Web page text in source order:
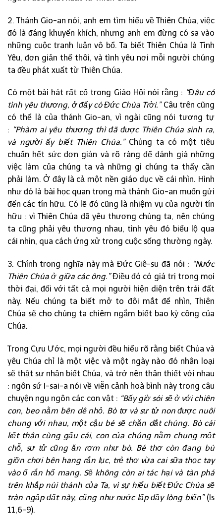
2. Thánh Gio-an nói, anh em tìm hiểu về Thiên Chúa, việc
đó là đáng khuyến khích, nhưng anh em đừng có sa vào
những cuộc tranh luận vô bổ. Ta biết Thiên Chúa là Tình
Yêu, đơn giản thế thôi, và tình yêu nơi mỗi người chúng
ta đều phát xuất từ Thiên Chúa.
Có một bài hát rất cổ trong Giáo Hội nói rằng : “Đâu có
tình yêu thương, ở đấy có Đức Chúa Trời.”Câu trên cũng
có thể là của thánh Gio-an, vì ngài cũng nói tương tự
: “Phàm ai yêu thương thì đã được Thiên Chúa sinh ra,
và người ấy biết Thiên Chúa.”Chúng ta có một tiêu
chuẩn hết sức đơn giản và rõ ràng để đánh giá những
việc làm của chúng ta và những gì chúng ta thấy cần
phải làm. Ở đây là cả một nền giáo dục về cái nhìn. Hình
như đó là bài học quan trọng mà thánh Gio-an muốn gửi
đến các tín hữu. Có lẽ đó cũng là nhiệm vụ của người tín
hữu : vì Thiên Chúa đã yêu thương chúng ta, nên chúng
ta cũng phải yêu thương nhau, tình yêu đó biểu lộ qua
cái nhìn, qua cách ứng xử trong cuộc sống thường ngày.
3. Chính trong nghĩa này mà Đức Giê-su đã nói : “Nước
Thiên Chúa ở giữa các ông.”Điều đó có giá trị trong mọi
thời đại, đối với tất cả mọi người hiện diện trên trái đất
này. Nếu chúng ta biết mở to đôi mắt để nhìn, Thiên
Chúa sẽ cho chúng ta chiêm ngắm biết bao kỳ công của
Chúa.
Trong Cựu Ước, mọi người đều hiểu rõ rằng biết Chúa và
yêu Chúa chỉ là một việc và một ngày nào đó nhân loại
sẽ thật sự nhận biết Chúa, và trở nên thân thiết với nhau
: ngôn sứ I-sai-a nói về viễn cảnh hoà bình này trong câu
chuyện ngụ ngôn các con vật : “Bấy giờ sói sẽ ở với chiên
con, beo nằm bên dê nhỏ. Bò tơ và sư tử non được nuôi
chung với nhau, một cậu bé sẽ chăn dắt chúng. Bò cái
kết thân cùng gấu cái, con của chúng nằm chung một
chỗ, sư tử cũng ăn rơm như bò. Bé thơ còn đang bú
giỡn chơi bên hang rắn lục, trẻ thơ vừa cai sữa thọc tay
vào ổ rắn hổ mang. Sẽ không còn ai tác hại và tàn phá
trên khắp núi thánh của Ta, vì sự hiểu biết Đức Chúa sẽ
tràn ngập đất này, cũng như nước lấp đầy lòng biển”(Is
11,6-9).